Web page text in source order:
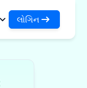
લોગિન
કરો